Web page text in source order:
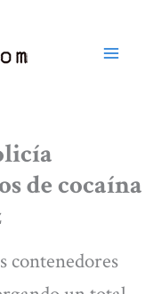
de cocaína
contenedores